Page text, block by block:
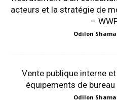
acteurs et la stratégie de
–
Odilon Shama
Vente publique interne
équipements de
Odilon Shama